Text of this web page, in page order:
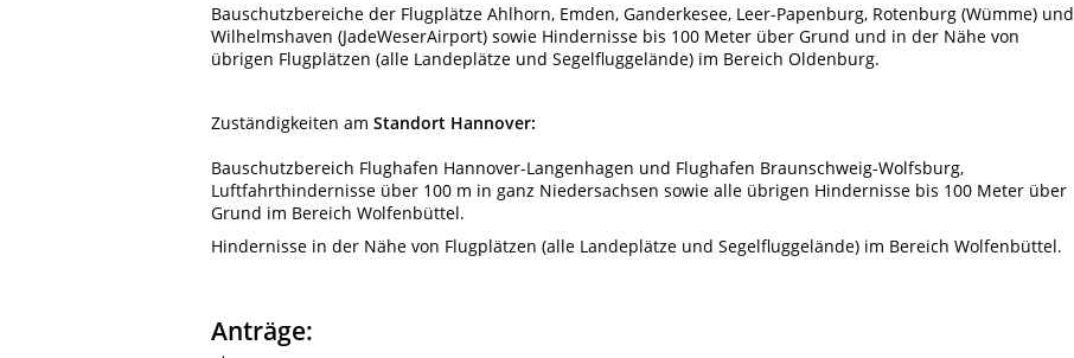
Bauschutzbereiche der Flugplätze Ahlhorn, Emden, Ganderkesee, Leer-Papenburg, Rotenburg (Wümme) und
Wilhelmshaven (JadeWeserAirport) sowie Hindernisse bis 100 Meter über Grund und in der Nähe von
übrigen Flugplätzen (alle Landeplätze und Segelfluggelände) im Bereich Oldenburg.
Zuständigkeiten am Standort Hannover:
Bauschutzbereich Flughafen Hannover-Langenhagen und Flughafen Braunschweig-Wolfsburg,
Luftfahrthindernisse über 100 m in ganz Niedersachsen sowie alle übrigen Hindernisse bis 100 Meter über
Grund im Bereich Wolfenbüttel.
Hindernisse in der Nähe von Flugplätzen (alle Landeplätze und Segelfluggelände) im Bereich Wolfenbüttel.
Anträge: